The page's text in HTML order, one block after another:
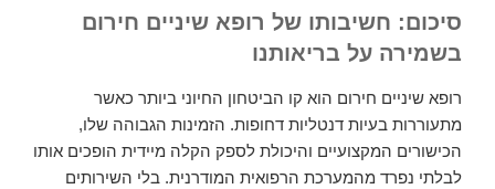
סיכום: חשיבותו של רופא שיניים חירום
בשמירה על בריאותנו
רופא שיניים חירום הוא קו הביטחון החיוני ביותר כאשר
מתעוררות בעיות דנטליות דחופות. הזמינות הגבוהה שלו,
הכישורים המקצועיים והיכולת לספק הקלה מיידית הופכים אותו
לבלתי נפרד מהמערכת הרפואית המודרנית. בלי השירותים